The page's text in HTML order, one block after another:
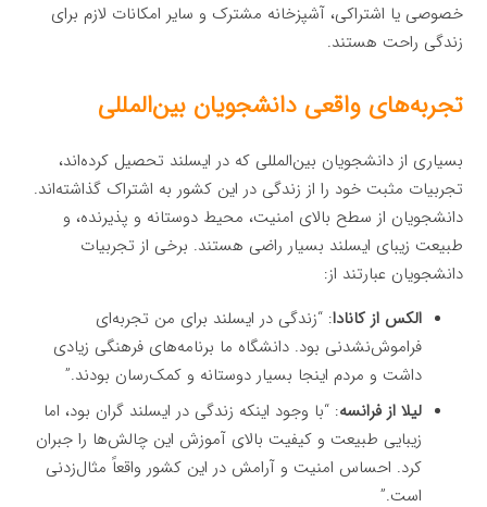
خصوصی یا اشتراکی، آشپزخانه مشترک و سایر امکانات لازم برای
زندگی راحت هستند.
تجربه‌های واقعی دانشجویان بین‌المللی
بسیاری از دانشجویان بین‌المللی که در ایسلند تحصیل کرده‌اند،
تجربیات مثبت خود را از زندگی در این کشور به اشتراک گذاشته‌اند.
دانشجویان از سطح بالای امنیت، محیط دوستانه و پذیرنده، و
طبیعت زیبای ایسلند بسیار راضی هستند. برخی از تجربیات
دانشجویان عبارتند از:
الکس از کانادا: “زندگی در ایسلند برای من تجربه‌ای
فراموش‌نشدنی بود. دانشگاه ما برنامه‌های فرهنگی زیادی
داشت و مردم اینجا بسیار دوستانه و کمک‌رسان بودند.”
لیلا از فرانسه: “با وجود اینکه زندگی در ایسلند گران بود، اما
زیبایی طبیعت و کیفیت بالای آموزش این چالش‌ها را جبران
کرد. احساس امنیت و آرامش در این کشور واقعاً مثال‌زدنی
است.”